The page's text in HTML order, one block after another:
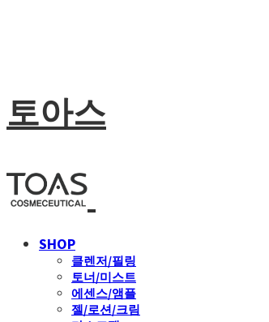
토아스
SHOP
클렌저/필링
토너/미스트
에센스/앰플
젤/로션/크림